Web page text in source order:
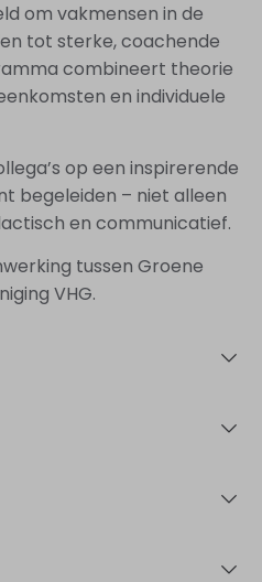
om vakmensen in de
tot sterke, coachende
combineert theorie
en individuele
op een inspirerende
begeleiden – niet alleen
en communicatief.
tussen Groene
VHG.